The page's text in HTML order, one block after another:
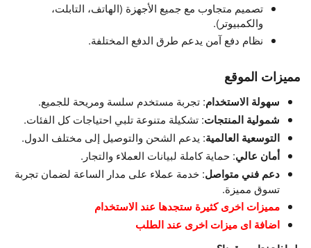
تصميم متجاوب مع جميع الأجهزة (الهاتف، التابلت،
والكمبيوتر).
نظام دفع آمن يدعم طرق الدفع المختلفة.
مميزات الموقع
سهولة الاستخدام: تجربة مستخدم سلسة ومريحة للجميع.
شمولية المنتجات: تشكيلة متنوعة تلبي احتياجات كل الفئات.
التوسعية العالمية: يدعم الشحن والتوصيل إلى مختلف الدول.
أمان عالي: حماية كاملة لبيانات العملاء والتجار.
دعم فني متواصل: خدمة عملاء على مدار الساعة لضمان تجربة
تسوق مميزة.
مميزات اخرى كثيرة ستجدها عند الاستخدام
اضافة اى ميزات اخرى عند الطلب